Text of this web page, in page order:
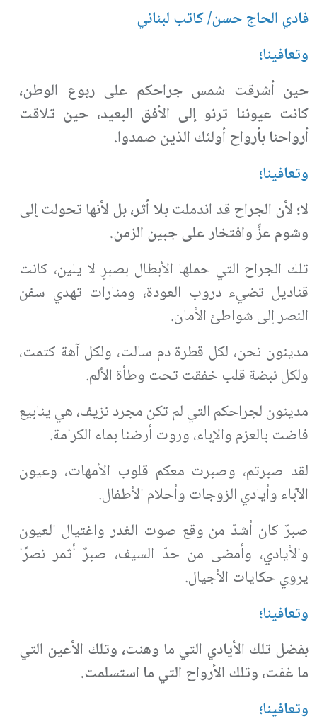
فادي الحاج حسن/ كاتب لبناني
وتعافينا؛
حين أشرقت شمس جراحكم على ربوع الوطن،
كانت عيوننا ترنو إلى الأفق البعيد، حين تلاقت
أرواحنا بأرواح أولئك الذين صمدوا.
وتعافينا؛
لا؛ لأن الجراح قد اندملت بلا أثر، بل لأنها تحولت إلى
وشوم عزٍّ وافتخار على جبين الزمن.
تلك الجراح التي حملها الأبطال بصبرٍ لا يلين، كانت
قناديل تضيء دروب العودة، ومنارات تهدي سفن
النصر إلى شواطئ الأمان.
مدينون نحن، لكل قطرة دم سالت، ولكل آهة كتمت،
ولكل نبضة قلب خفقت تحت وطأة الألم.
مدينون لجراحكم التي لم تكن مجرد نزيف، هي ينابيع
فاضت بالعزم والإباء، وروت أرضنا بماء الكرامة.
لقد صبرتم، وصبرت معكم قلوب الأمهات، وعيون
الآباء وأيادي الزوجات وأحلام الأطفال.
صبرٌ كان أشدّ من وقع صوت الغدر واغتيال العيون
والأيادي، وأمضى من حدّ السيف، صبرٌ أثمر نصرًا
يروي حكايات الأجيال.
وتعافينا؛
بفضل تلك الأيادي التي ما وهنت، وتلك الأعين التي
ما غفت، وتلك الأرواح التي ما استسلمت.
وتعافينا؛